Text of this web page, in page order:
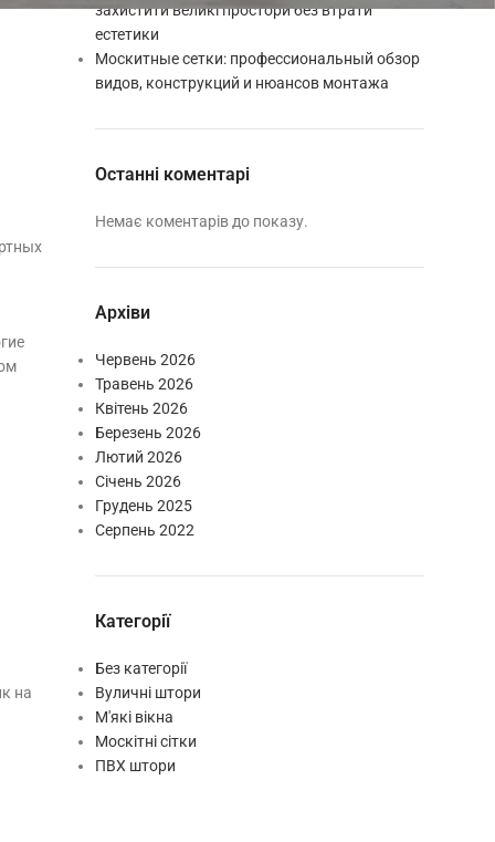
на
захистити великі простори без втрати
естетики
Москитные сетки: профессиональный обзор
видов, конструкций и нюансов монтажа
Останні коментарі
Немає коментарів до показу.
Архіви
Червень 2026
Травень 2026
Квітень 2026
Березень 2026
Лютий 2026
Січень 2026
Грудень 2025
Серпень 2022
Категорії
Без категорії
Вуличні штори
М'які вікна
Москітні сітки
ПВХ штори